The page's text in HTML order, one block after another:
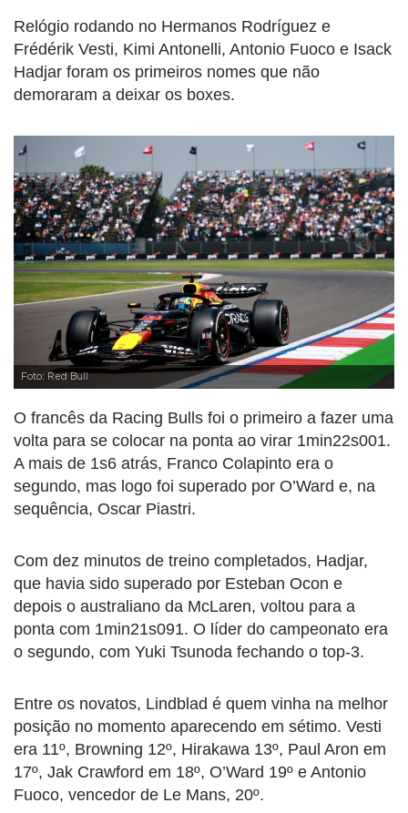
Relógio rodando no Hermanos Rodríguez e
Frédérik Vesti, Kimi Antonelli, Antonio Fuoco e Isack
Hadjar foram os primeiros nomes que não
demoraram a deixar os boxes.
Foto: Red Bull
O francês da Racing Bulls foi o primeiro a fazer uma
volta para se colocar na ponta ao virar 1min22s001.
A mais de 1s6 atrás, Franco Colapinto era o
segundo, mas logo foi superado por O’Ward e, na
sequência, Oscar Piastri.
Com dez minutos de treino completados, Hadjar,
que havia sido superado por Esteban Ocon e
depois o australiano da McLaren, voltou para a
ponta com 1min21s091. O líder do campeonato era
o segundo, com Yuki Tsunoda fechando o top-3.
Entre os novatos, Lindblad é quem vinha na melhor
posição no momento aparecendo em sétimo. Vesti
era 11º, Browning 12º, Hirakawa 13º, Paul Aron em
17º, Jak Crawford em 18º, O’Ward 19º e Antonio
Fuoco, vencedor de Le Mans, 20º.